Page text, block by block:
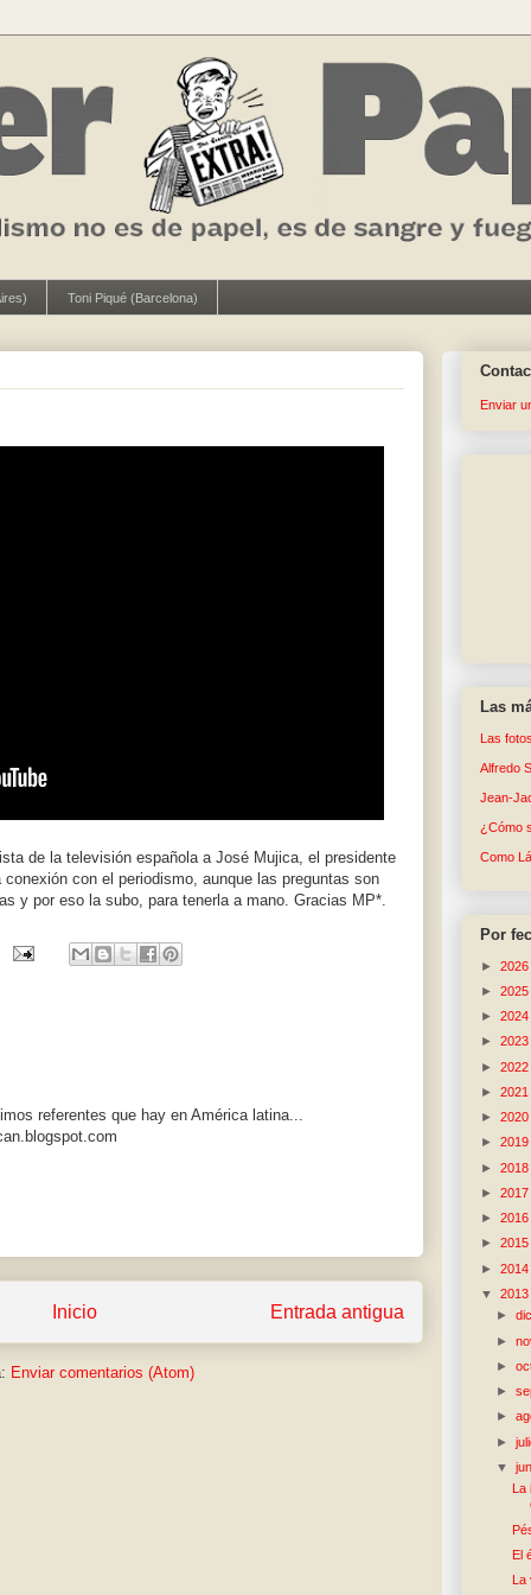
Toni Piqué (Barcelona)
de la televisión española a José Mujica, el presidente
con el periodismo, aunque las preguntas son
y por eso la subo, para tenerla a mano. Gracias MP*.
referentes que hay en América latina...
Entrada antigua
Inicio
Enviar comentarios (Atom)
Enviar
Las
Las
Alfredo
Jean-
¿Cómo
Como
Por
► 2026
► 2025
► 2024
► 2023
► 2022
► 2021
► 2020
► 2019
► 2018
► 2017
► 2016
► 2015
► 2014
▼ 2013
►
►
►
►
►
►
▼
El
La